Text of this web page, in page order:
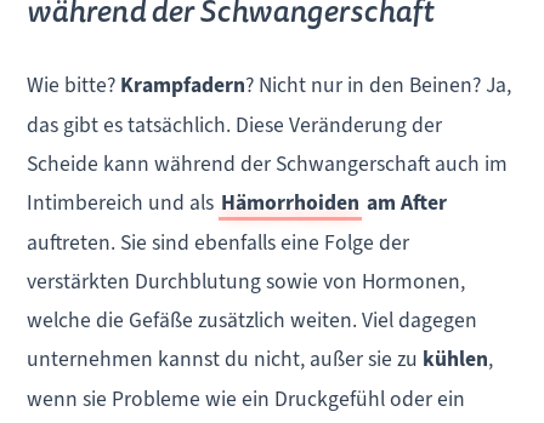
während der Schwangerschaft
Wie bitte? Krampfadern? Nicht nur in den Beinen? Ja,
das gibt es tatsächlich. Diese Veränderung der
Scheide kann während der Schwangerschaft auch im
Intimbereich und als Hämorrhoiden am After
auftreten. Sie sind ebenfalls eine Folge der
verstärkten Durchblutung sowie von Hormonen,
welche die Gefäße zusätzlich weiten. Viel dagegen
unternehmen kannst du nicht, außer sie zu kühlen,
wenn sie Probleme wie ein Druckgefühl oder ein